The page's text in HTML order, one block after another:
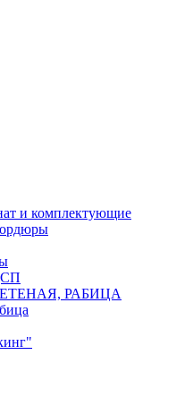
и комплектующие
РАБИЦА